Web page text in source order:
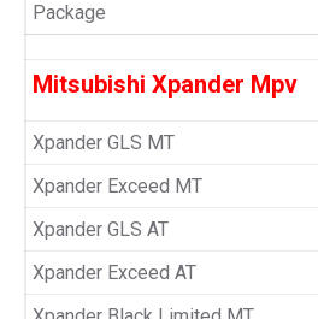
Package
Mitsubishi Xpander Mpv
Xpander GLS MT
Xpander Exceed MT
Xpander GLS AT
Xpander Exceed AT